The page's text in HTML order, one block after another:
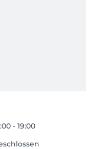
- 19:00